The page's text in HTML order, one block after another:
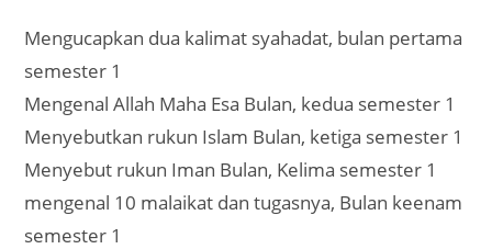
Mengucapkan dua kalimat syahadat, bulan pertama
semester 1
Mengenal Allah Maha Esa Bulan, kedua semester 1
Menyebutkan rukun Islam Bulan, ketiga semester 1
Menyebut rukun Iman Bulan, Kelima semester 1
mengenal 10 malaikat dan tugasnya, Bulan keenam
semester 1